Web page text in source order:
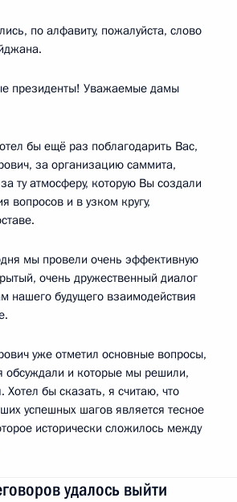
по алфавиту, пожалуйста, слово
президенты! Уважаемые дамы
бы ещё раз поблагодарить Вас,
за организацию саммита,
ту атмосферу, которую Вы создали
вопросов и в узком кругу,
мы провели очень эффективную
очень дружественный диалог
нашего будущего взаимодействия
уже отметил основные вопросы,
обсуждали и которые мы решили,
Хотел бы сказать, я считаю, что
успешных шагов является тесное
исторически сложилось между
удалось выйти